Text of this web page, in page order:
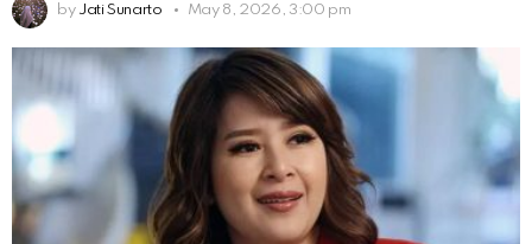
by Jati Sunarto May 8, 2026, 3:00 pm